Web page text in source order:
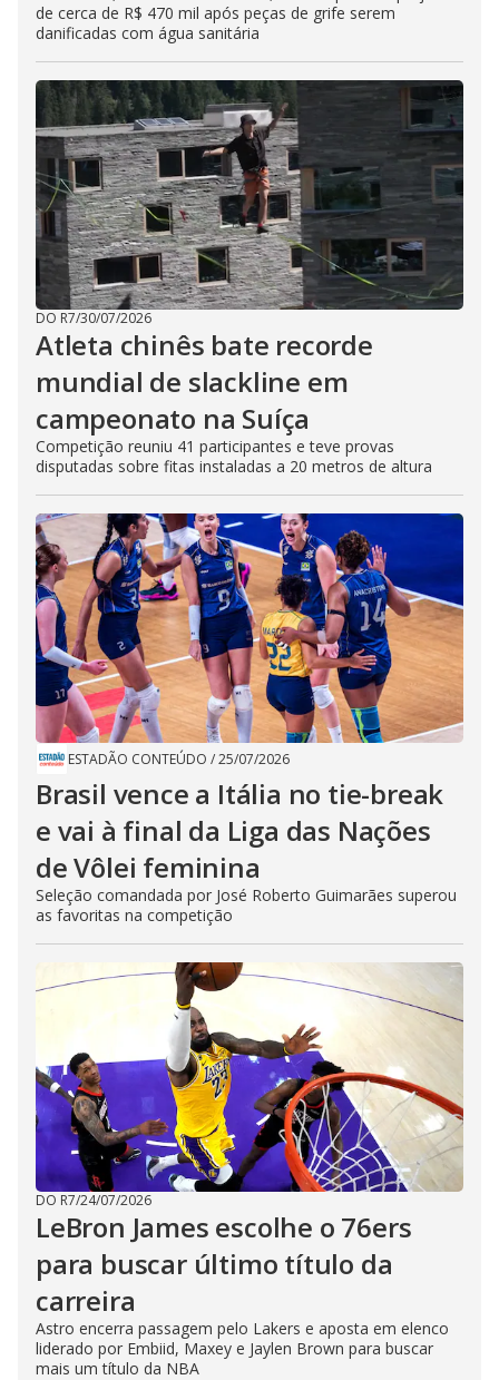
de cerca de R$ 470 mil após peças de grife serem
danificadas com água sanitária
DO R7/30/07/2026
Atleta chinês bate recorde
mundial de slackline em
campeonato na Suíça
Competição reuniu 41 participantes e teve provas
disputadas sobre fitas instaladas a 20 metros de altura
ESTADÃO CONTEÚDO /25/07/2026
Brasil vence a Itália no tie-break
e vai à final da Liga das Nações
de Vôlei feminina
Seleção comandada por José Roberto Guimarães superou
as favoritas na competição
DO R7/24/07/2026
LeBron James escolhe o 76ers
para buscar último título da
carreira
Astro encerra passagem pelo Lakers e aposta em elenco
liderado por Embiid, Maxey e Jaylen Brown para buscar
mais um título da NBA